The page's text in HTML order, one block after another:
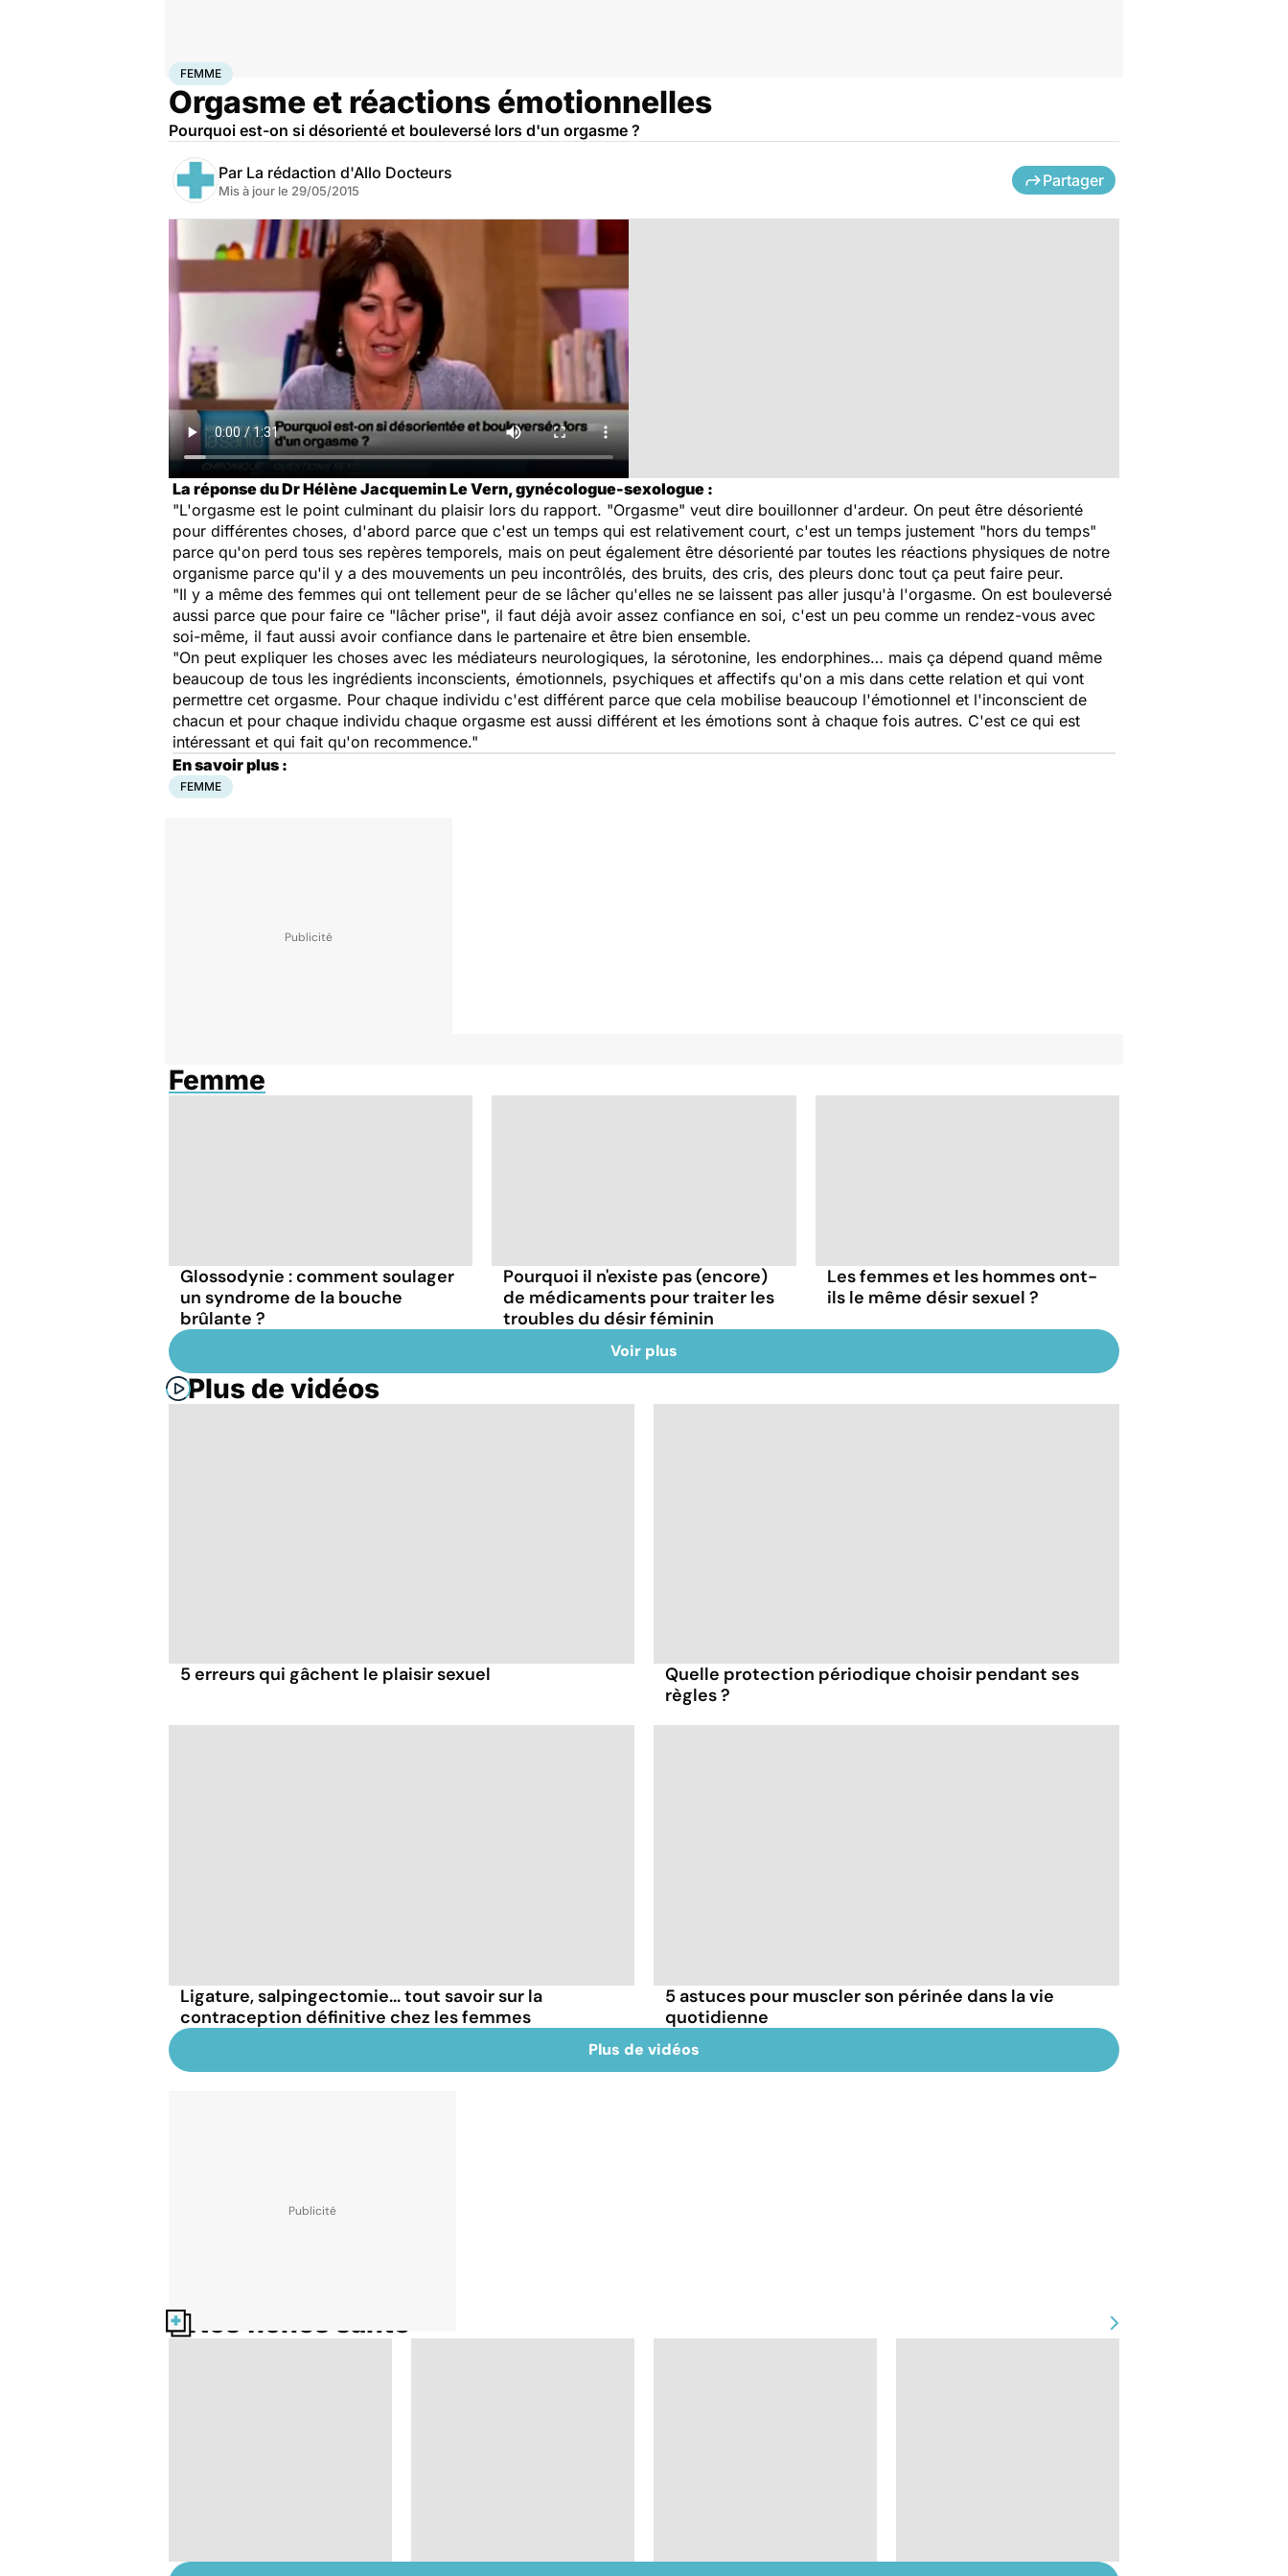
AccueilBien-être
FEMME
Orgasme et réactions émotionnelles
Pourquoi est-on si désorienté et bouleversé lors d'un orgasme ?
Par La rédaction d'Allo Docteurs
Mis à jour le 29/05/2015
Partager
La réponse du Dr Hélène Jacquemin Le Vern, gynécologue-sexologue :
"L'orgasme est le point culminant du plaisir lors du rapport. "Orgasme" veut dire bouillonner d'ardeur. On peut être désorienté
pour différentes choses, d'abord parce que c'est un temps qui est relativement court, c'est un temps justement "hors du temps"
parce qu'on perd tous ses repères temporels, mais on peut également être désorienté par toutes les réactions physiques de notre
organisme parce qu'il y a des mouvements un peu incontrôlés, des bruits, des cris, des pleurs donc tout ça peut faire peur.
"Il y a même des femmes qui ont tellement peur de se lâcher qu'elles ne se laissent pas aller jusqu'à l'orgasme. On est bouleversé
aussi parce que pour faire ce "lâcher prise", il faut déjà avoir assez confiance en soi, c'est un peu comme un rendez-vous avec
soi-même, il faut aussi avoir confiance dans le partenaire et être bien ensemble.
"On peut expliquer les choses avec les médiateurs neurologiques, la sérotonine, les endorphines… mais ça dépend quand même
beaucoup de tous les ingrédients inconscients, émotionnels, psychiques et affectifs qu'on a mis dans cette relation et qui vont
permettre cet orgasme. Pour chaque individu c'est différent parce que cela mobilise beaucoup l'émotionnel et l'inconscient de
chacun et pour chaque individu chaque orgasme est aussi différent et les émotions sont à chaque fois autres. C'est ce qui est
intéressant et qui fait qu'on recommence."
En savoir plus :
FEMME
Femme
Glossodynie : comment soulager
un syndrome de la bouche
brûlante ?
Pourquoi il n'existe pas (encore)
de médicaments pour traiter les
troubles du désir féminin
Les femmes et les hommes ont-
ils le même désir sexuel ?
Voir plus
Plus de vidéos
5 erreurs qui gâchent le plaisir sexuel
Quelle protection périodique choisir pendant ses
règles ?
Ligature, salpingectomie... tout savoir sur la
contraception définitive chez les femmes
5 astuces pour muscler son périnée dans la vie
quotidienne
Plus de vidéos
Nos fiches santé